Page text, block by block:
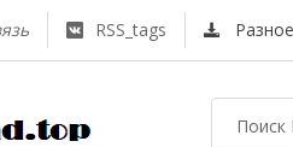
RSS_tags Разное